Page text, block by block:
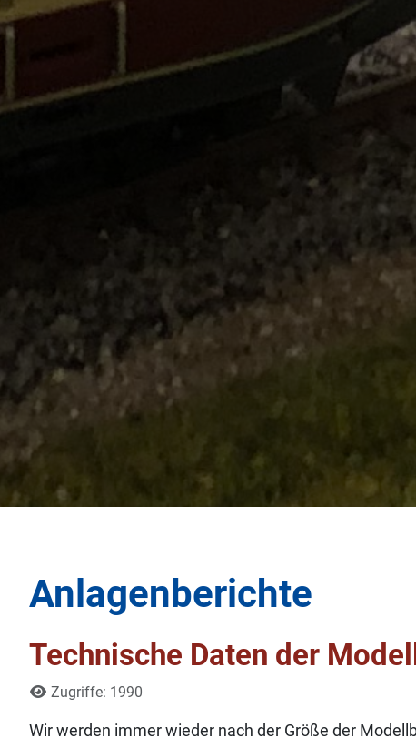
Anlagenberichte
Technische Daten der
DetailsZugriffe: 1990
Wir werden immer wieder nach der Größe der